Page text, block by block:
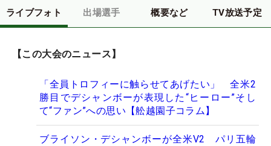
ライブフォト 出場選手 概要など TV放送予定
【この大会のニュース】
「全員トロフィーに触らせてあげたい」 全米2
勝目でデシャンボーが表現した“ヒーロー”そし
て“ファン”への思い【舩越園子コラム】
ブライソン・デシャンボーが全米V2 パリ五輪